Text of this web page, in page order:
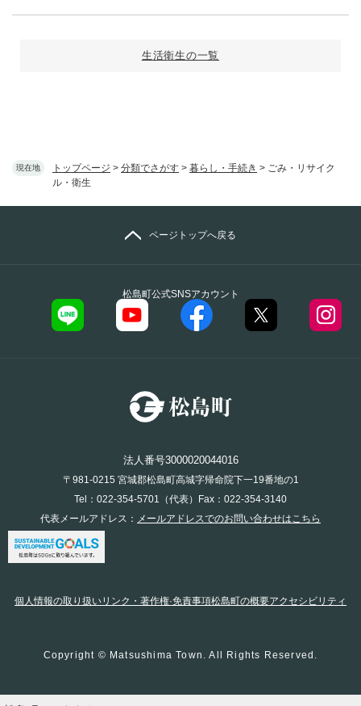
現在地 トップページ > 分類でさがす > 暮らし・手続き > ごみ・リサイク
ル・衛生
生活衛生の一覧
松島町公式SNSアカウント
ページトップへ戻る
法人番号3000020044016
〒981-0215 宮城郡松島町高城字帰命院下一19番地の1
Tel：022-354-5701（代表）Fax：022-354-3140
代表メールアドレス： メールアドレスでのお問い合わせはこちら
個人情報の取り扱いリンク・著作権·免責事項松島町の概要アクセシビリティ
Copyright © Matsushima Town. All Rights Reserved.